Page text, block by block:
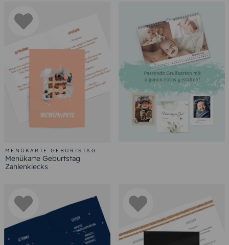
MENÜKARTE GEBURTSTAG
Menükarte Geburtstag
Zahlenklecks